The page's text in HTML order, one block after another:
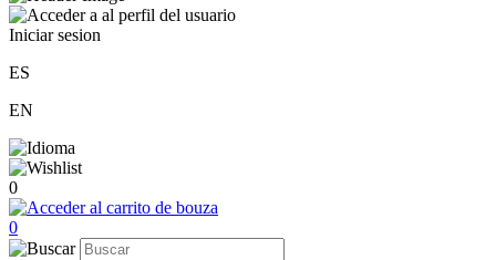
Iniciar sesion
ES
EN
0
0